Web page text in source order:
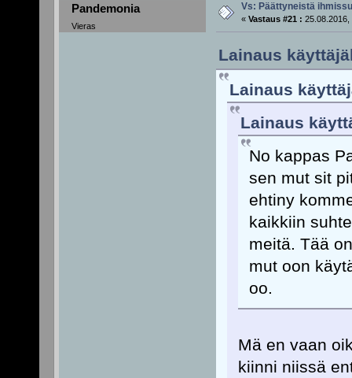
Pandemonia
Vieras
Vs: Päättyneistä
« Vastaus #21 : 25.08.2016,
Lainaus
Lainaus
Lainaus
No kappas
sen mut sit
ehtiny
kaikkiin
meitä. Tää
mut oon
oo.
Mä en vaan
kiinni niissä